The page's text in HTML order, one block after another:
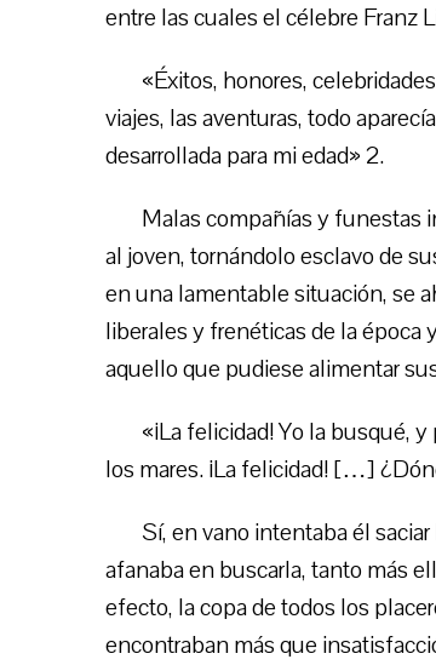
entre las cuales el célebre Franz
«Éxitos, honores,
viajes, las aventuras, todo
desarrollada para mi edad» 2.
Malas compañías y funestas
al joven, tornándolo esclavo de
en una lamentable situación, se
liberales y frenéticas de la época
aquello que pudiese alimentar
«¡La felicidad! Yo la busqué,
los mares. ¡La felicidad! […]
Sí, en vano intentaba él
afanaba en buscarla, tanto más
efecto, la copa de todos los
encontraban más que